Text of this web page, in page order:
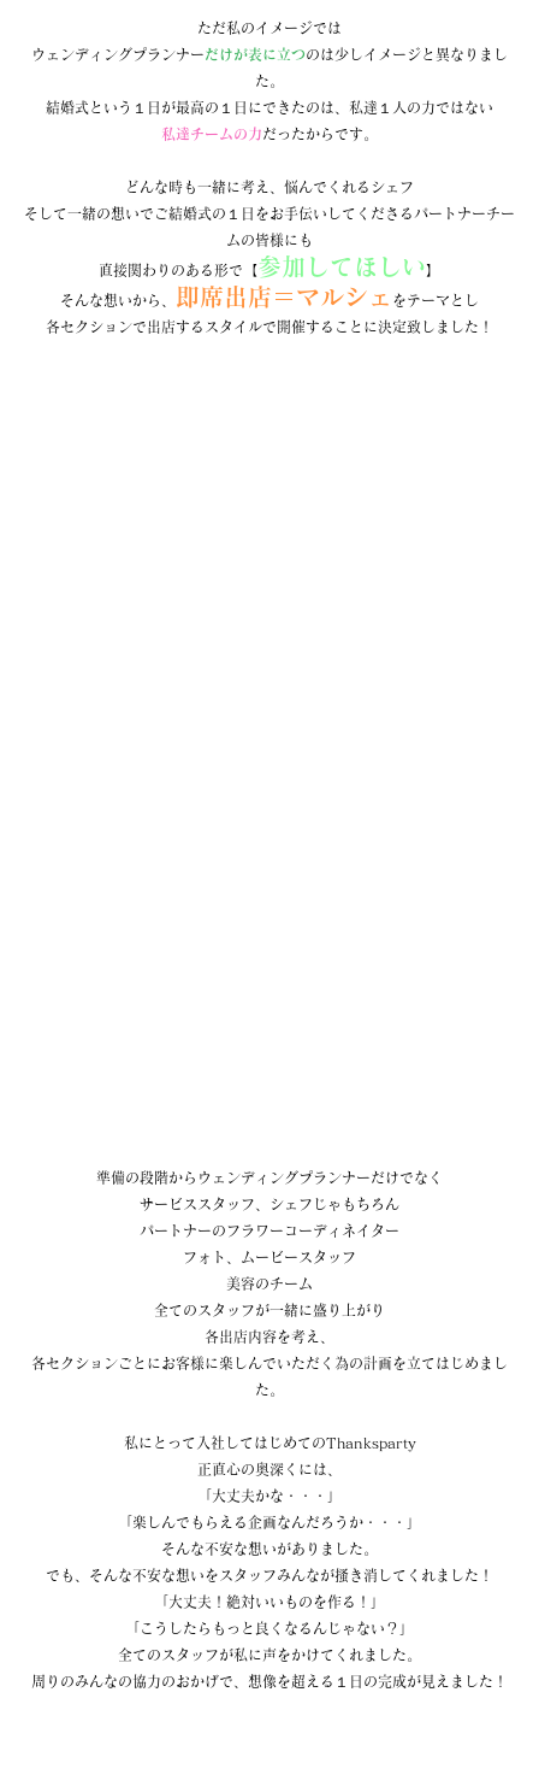
ただ私のイメージでは
ウェンディングプランナーだけが表に立つのは少しイメージと異なりまし
た。
結婚式という１日が最高の１日にできたのは、私達１人の力ではない
私達チームの力だったからです。
どんな時も一緒に考え、悩んでくれるシェフ
そして一緒の想いでご結婚式の１日をお手伝いしてくださるパートナーチー
ムの皆様にも
直接関わりのある形で【参加してほしい】
そんな想いから、 即席出店＝マルシェ をテーマとし
各セクションで出店するスタイルで開催することに決定致しました！
準備の段階からウェンディングプランナーだけでなく
サービススタッフ、シェフじゃもちろん
パートナーのフラワーコーディネイター
フォト、ムービースタッフ
美容のチーム
全てのスタッフが一緒に盛り上がり
各出店内容を考え、
各セクションごとにお客様に楽しんでいただく為の計画を立てはじめまし
た。
私にとって入社してはじめてのThanksparty
正直心の奥深くには、
「大丈夫かな・・・」
「楽しんでもらえる企画なんだろうか・・・」
そんな不安な想いがありました。
でも、そんな不安な想いをスタッフみんなが搔き消してくれました！
「大丈夫！絶対いいものを作る！」
「こうしたらもっと良くなるんじゃない？」
全てのスタッフが私に声をかけてくれました。
周りのみんなの協力のおかげで、想像を超える１日の完成が見えました！